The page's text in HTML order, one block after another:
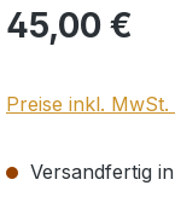
Regulärer Preis:
45,00 €
Preise inkl.
Versandfertig